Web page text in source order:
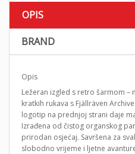
OPIS
BRAND
Opis
Ležeran izgled s retro šarmom –
kratkih rukava s Fjällräven
logotip na prednjoj strani daje
Izrađena od čistog organskog
prirodan osjećaj. Savršena za
slobodno vrijeme i ljetne